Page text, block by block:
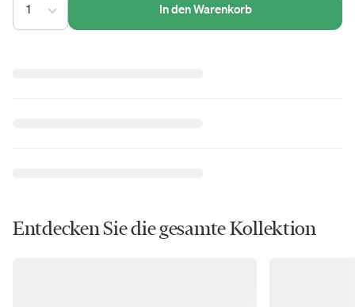
1 In den Warenkorb
Entdecken Sie die gesamte Kollektion